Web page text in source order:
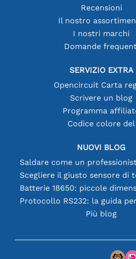
Recensioni
Il nostro
I nostri marchi
Domande
SERVIZIO EXTRA
Opencircuit Carta
Scrivere un blog
Programma
Codice colore del
NUOVI BLOG
Protocollo RS232: la guida
Più blog